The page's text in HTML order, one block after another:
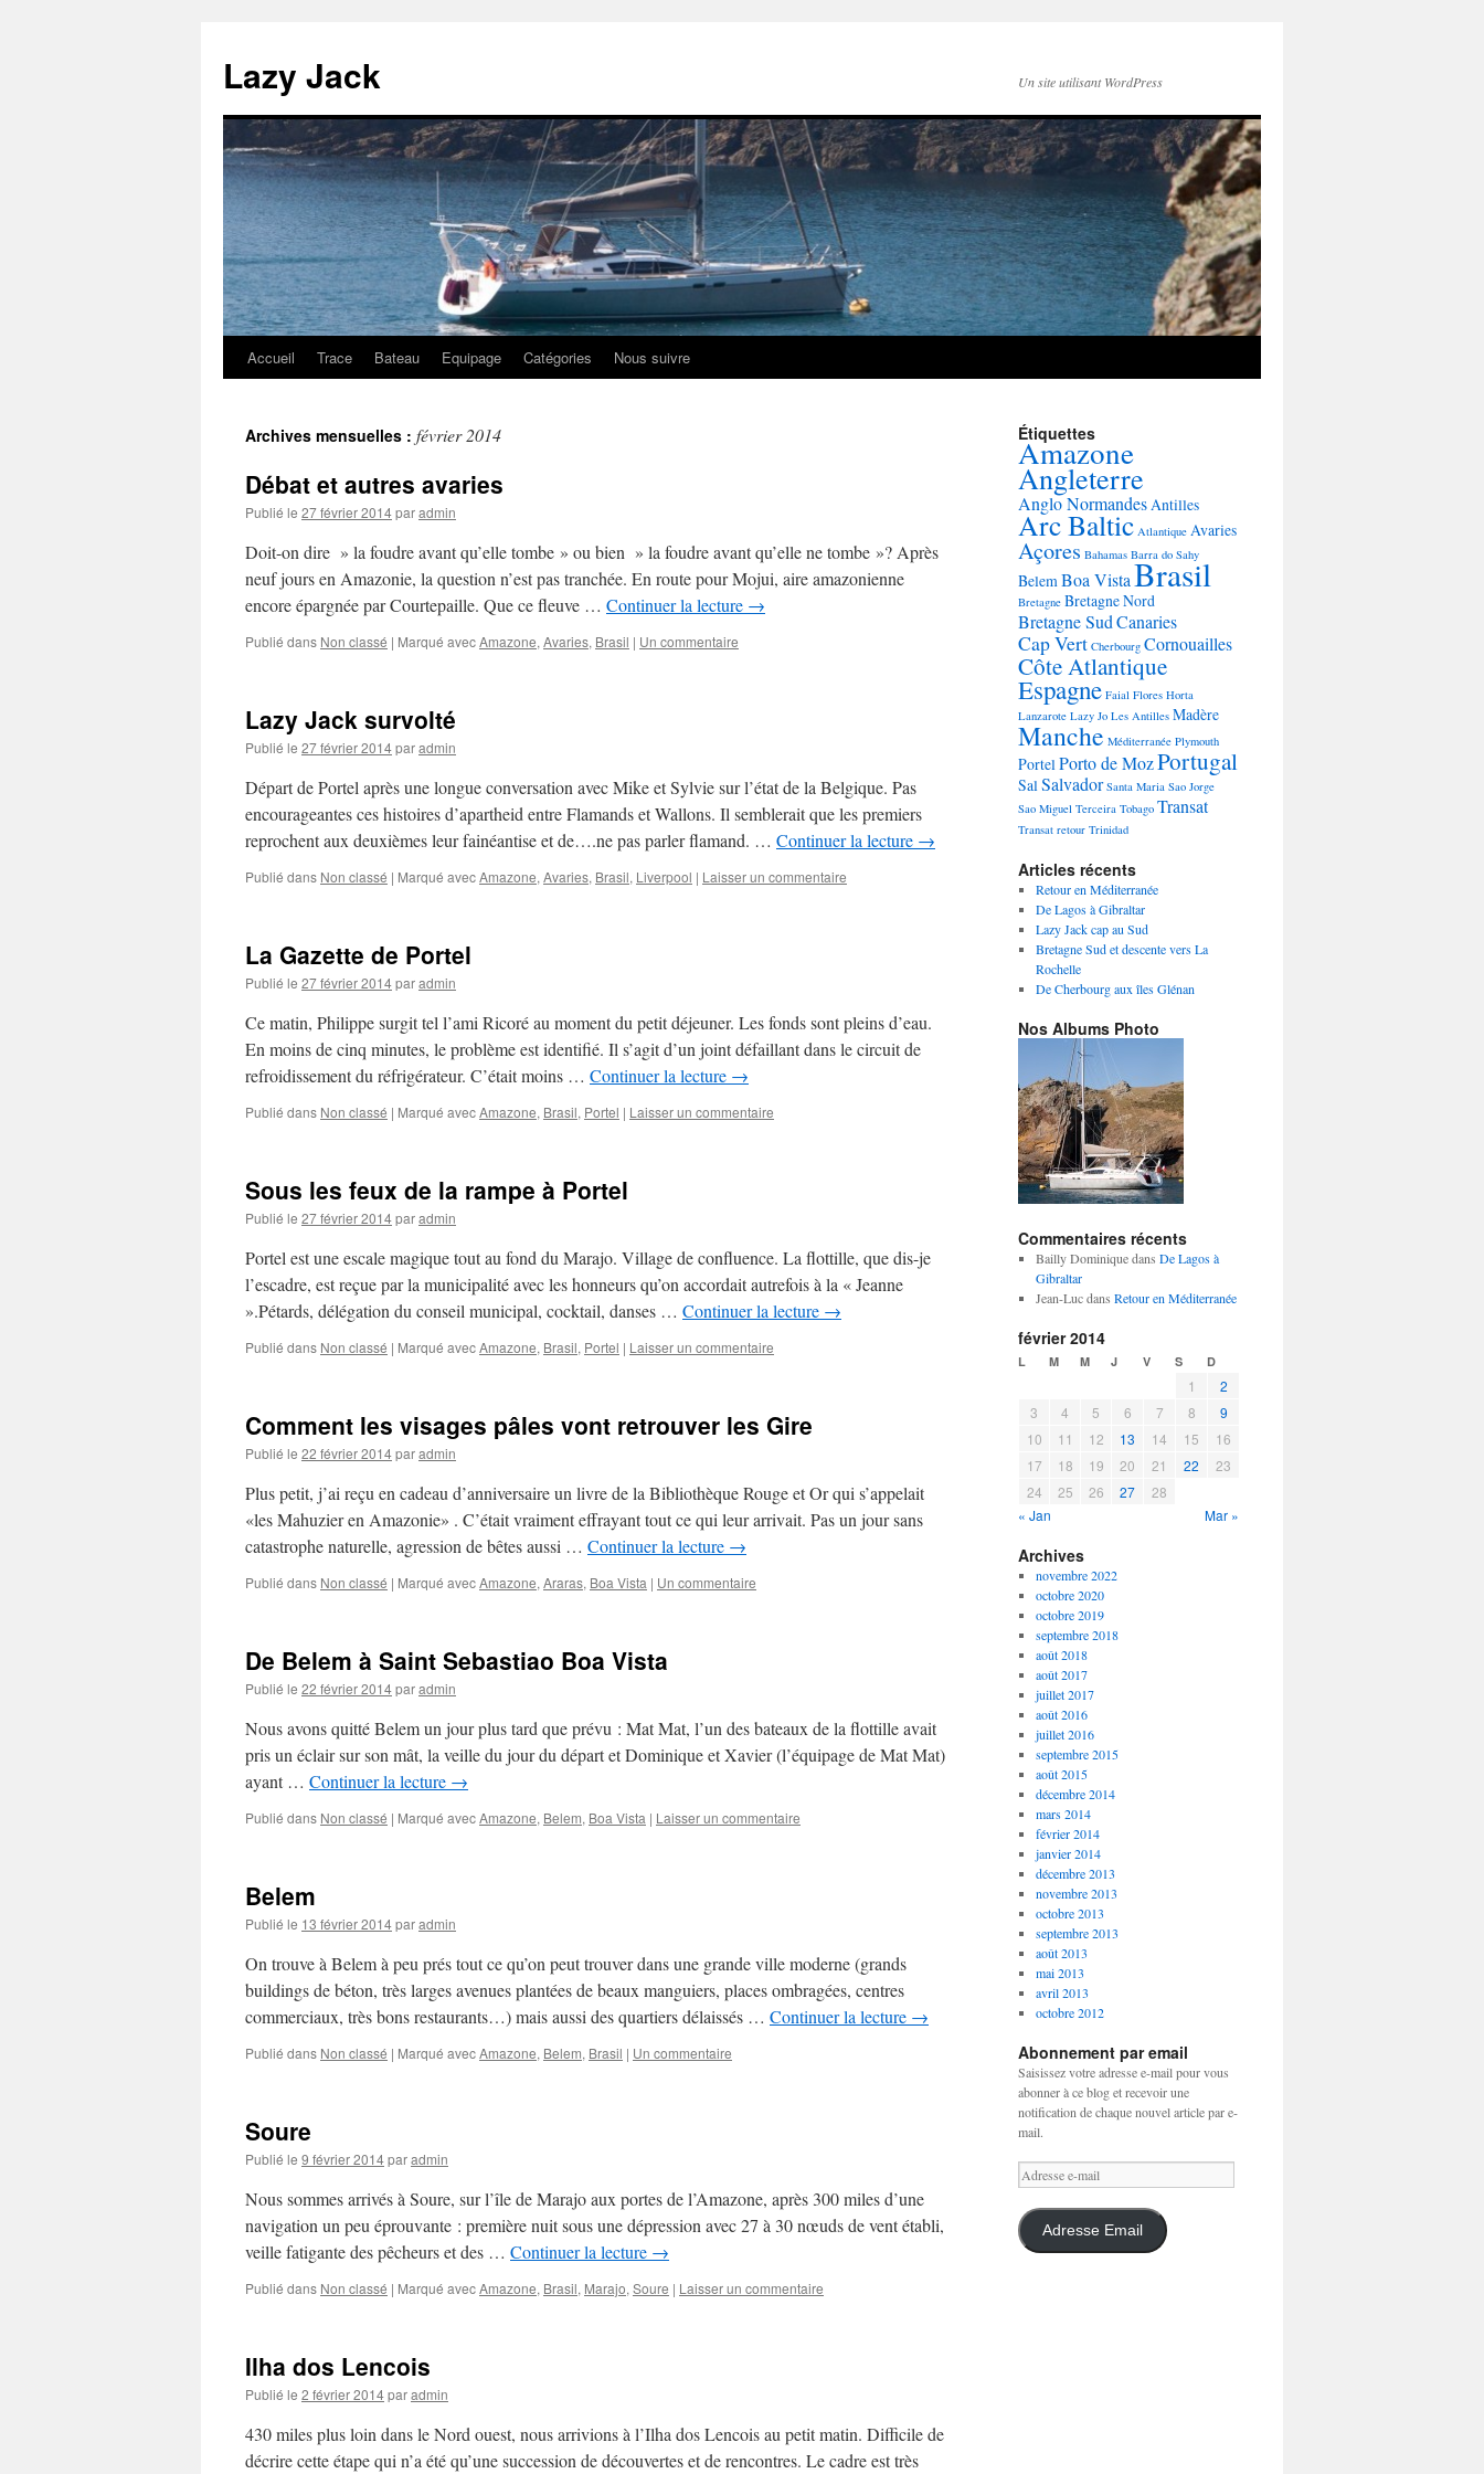
Lazy Jack Un site utilisant WordPress
Aller
contenu
Accueil Trace Bateau Equipage Catégories Nous suivre
Archives mensuelles : février 2014
Débat et autres avaries
Publié le 27 février 2014paradmin
Doit-on dire » la foudre avant qu’elle tombe » ou bien » la foudre avant qu’elle ne tombe »? Après
neuf jours en Amazonie, la question n’est pas tranchée. En route pour Mojui, aire amazonienne
encore épargnée par Courtepaille. Que ce fleuve … Continuer la lecture →
Publié dans Non classé | Marqué avecAmazone, Avaries, Brasil | Un commentaire
Lazy Jack survolté
Publié le 27 février 2014paradmin
Départ de Portel après une longue conversation avec Mike et Sylvie sur l’état de la Belgique. Pas
encourageantes ces histoires d’apartheid entre Flamands et Wallons. Il semblerait que les premiers
reprochent aux deuxièmes leur fainéantise et de….ne pas parler flamand. … Continuer la lecture →
Publié dans Non classé | Marqué avecAmazone, Avaries, Brasil, Liverpool | Laisser un commentaire
La Gazette de Portel
Publié le 27 février 2014paradmin
Ce matin, Philippe surgit tel l’ami Ricoré au moment du petit déjeuner. Les fonds sont pleins d’eau.
En moins de cinq minutes, le problème est identifié. Il s’agit d’un joint défaillant dans le circuit de
refroidissement du réfrigérateur. C’était moins … Continuer la lecture →
Publié dans Non classé | Marqué avecAmazone, Brasil, Portel | Laisser un commentaire
Sous les feux de la rampe à Portel
Publié le 27 février 2014paradmin
Portel est une escale magique tout au fond du Marajo. Village de confluence. La flottille, que dis-je
l’escadre, est reçue par la municipalité avec les honneurs qu’on accordait autrefois à la « Jeanne
».Pétards, délégation du conseil municipal, cocktail, danses … Continuer la lecture →
Publié dans Non classé | Marqué avecAmazone, Brasil, Portel | Laisser un commentaire
Comment les visages pâles vont retrouver les Gire
Publié le 22 février 2014paradmin
Plus petit, j’ai reçu en cadeau d’anniversaire un livre de la Bibliothèque Rouge et Or qui s’appelait
«les Mahuzier en Amazonie» . C’était vraiment effrayant tout ce qui leur arrivait. Pas un jour sans
catastrophe naturelle, agression de bêtes aussi … Continuer la lecture →
Publié dans Non classé | Marqué avecAmazone, Araras, Boa Vista | Un commentaire
De Belem à Saint Sebastiao Boa Vista
Publié le 22 février 2014paradmin
Nous avons quitté Belem un jour plus tard que prévu : Mat Mat, l’un des bateaux de la flottille avait
pris un éclair sur son mât, la veille du jour du départ et Dominique et Xavier (l’équipage de Mat Mat)
ayant … Continuer la lecture →
Publié dans Non classé | Marqué avecAmazone, Belem, Boa Vista | Laisser un commentaire
Belem
Publié le 13 février 2014paradmin
On trouve à Belem à peu prés tout ce qu’on peut trouver dans une grande ville moderne (grands
buildings de béton, très larges avenues plantées de beaux manguiers, places ombragées, centres
commerciaux, très bons restaurants…) mais aussi des quartiers délaissés … Continuer la lecture →
Publié dans Non classé | Marqué avecAmazone, Belem, Brasil | Un commentaire
Soure
Publié le 9 février 2014paradmin
Nous sommes arrivés à Soure, sur l’île de Marajo aux portes de l’Amazone, après 300 miles d’une
navigation un peu éprouvante : première nuit sous une dépression avec 27 à 30 nœuds de vent établi,
veille fatigante des pêcheurs et des … Continuer la lecture →
Publié dans Non classé | Marqué avecAmazone, Brasil, Marajo, Soure | Laisser un commentaire
Ilha dos Lencois
Publié le 2 février 2014paradmin
430 miles plus loin dans le Nord ouest, nous arrivions à l’Ilha dos Lencois au petit matin. Difficile de
décrire cette étape qui n’a été qu’une succession de découvertes et de rencontres. Le cadre est très
Étiquettes
Amazone
Angleterre
Anglo NormandesAntilles
Arc Baltic Atlantique Avaries
Açores Bahamas Barra do Sahy
BelemBoa VistaBrasil
Bretagne Bretagne Nord
Bretagne SudCanaries
Cap Vert Cherbourg Cornouailles
Côte Atlantique
Espagne Faial Flores Horta
Lanzarote Lazy Jo Les Antilles Madère
Manche Méditerranée Plymouth
PortelPorto de MozPortugal
SalSalvador Santa Maria Sao Jorge
Sao Miguel Terceira Tobago Transat
Transat retour Trinidad
Articles récents
Retour en Méditerranée
De Lagos à Gibraltar
Lazy Jack cap au Sud
Bretagne Sud et descente vers La
Rochelle
De Cherbourg aux îles Glénan
Nos Albums Photo
Commentaires récents
Bailly Dominiquedans De Lagos à
Gibraltar
Jean-Lucdans Retour en Méditerranée
février 2014
L M M J V S D
1
2
3
4 5 6 7 8
9
10
11 12 13 14 15
16
17
18 19 20 21 22
23
24
25 26 27
28
« Jan
Mar »
Archives
novembre 2022
octobre 2020
octobre 2019
septembre 2018
août 2018
août 2017
juillet 2017
août 2016
juillet 2016
septembre 2015
août 2015
décembre 2014
mars 2014
février 2014
janvier 2014
décembre 2013
novembre 2013
octobre 2013
septembre 2013
août 2013
mai 2013
avril 2013
octobre 2012
Abonnement par email
Saisissez votre adresse e-mail pour vous
abonner à ce blog et recevoir une
notification de chaque nouvel article par e-
mail.
Adresse
e-
mail
Adresse Email